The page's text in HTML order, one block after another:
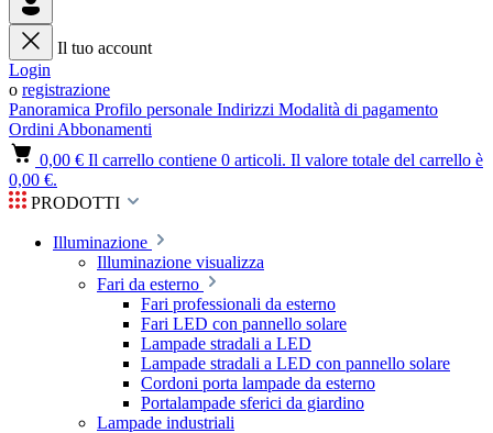
Il tuo account
Login
o registrazione
Panoramica Profilo personale Indirizzi Modalità di pagamento
Ordini Abbonamenti
0,00 € Il carrello contiene 0 articoli. Il valore totale del carrello è
0,00 €.
PRODOTTI
Illuminazione
Illuminazione visualizza
Fari da esterno
Fari professionali da esterno
Fari LED con pannello solare
Lampade stradali a LED
Lampade stradali a LED con pannello solare
Cordoni porta lampade da esterno
Portalampade sferici da giardino
Lampade industriali